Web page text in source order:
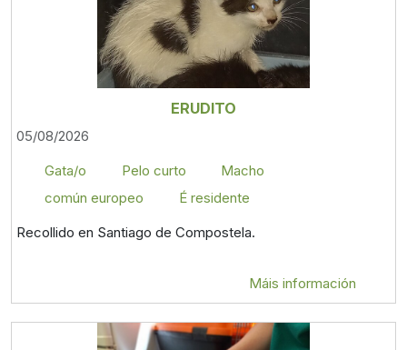
ERUDITO
05/08/2026
Gata/o
Pelo curto
Macho
común europeo
É residente
Recollido en Santiago de Compostela.
Máis información